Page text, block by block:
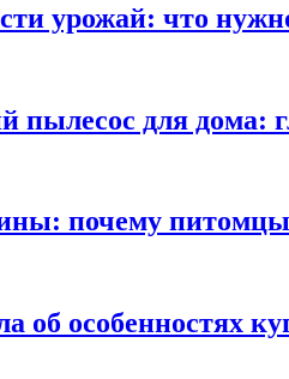
урожай: что
для дома:
почему
об особенностях